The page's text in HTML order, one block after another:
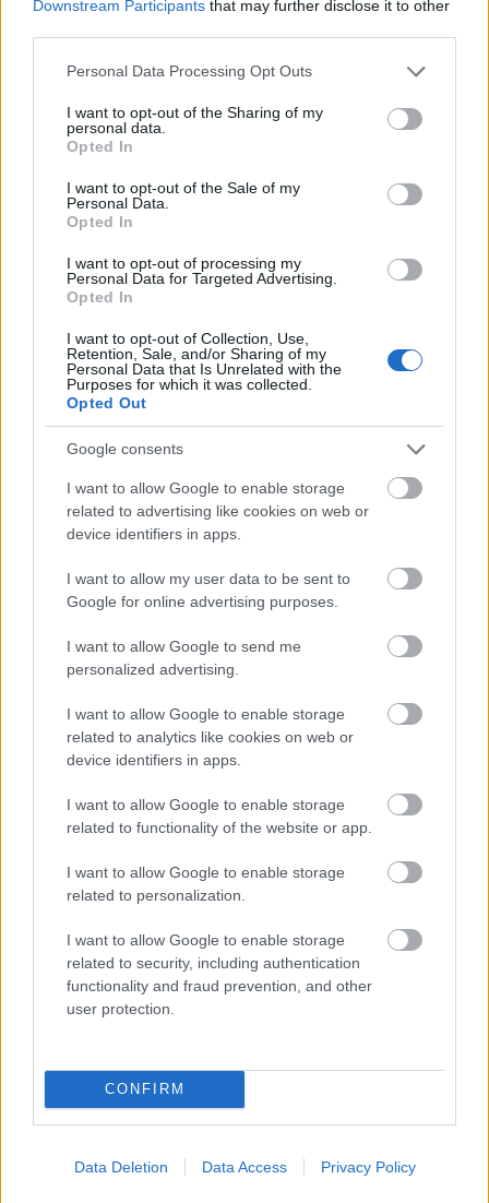
Downstream Participants that may further disclose it to other
Please note that this website/app uses one or more Google
not limited to your visit or usage behaviour. You may click to
grant or deny consent to Google and its third-party tags to
use your data for below specified purposes in below Google
consent section.
Personal Data Processing Opt Outs
I want to opt-out of the Sharing of my
personal data.
Opted In
I want to opt-out of the Sale of my
Personal Data.
Opted In
I want to opt-out of processing my
Personal Data for Targeted Advertising.
Opted In
I want to opt-out of Collection, Use,
Retention, Sale, and/or Sharing of my
Personal Data that Is Unrelated with the
Purposes for which it was collected.
Opted Out
Google consents
I want to allow Google to enable storage
related to advertising like cookies on web or
device identifiers in apps.
I want to allow my user data to be sent to
Google for online advertising purposes.
I want to allow Google to send me
personalized advertising.
I want to allow Google to enable storage
related to analytics like cookies on web or
device identifiers in apps.
I want to allow Google to enable storage
related to functionality of the website or app.
I want to allow Google to enable storage
related to personalization.
I want to allow Google to enable storage
related to security, including authentication
functionality and fraud prevention, and other
user protection.
CONFIRM
Data Deletion Data Access Privacy Policy
PÉNZÜGY egy órája
Több tízezer ukrán harcjárművet
semmisített meg az orosz hadsereg
HÍREK egy órája
Szép nyaralóidő várható, de 37 fok is lehet
HÍREK 3 órája
Berobban Budapest egyik nagy gazdasági
ELEMZÉSEK 3 órája
NÉPSZERŰ